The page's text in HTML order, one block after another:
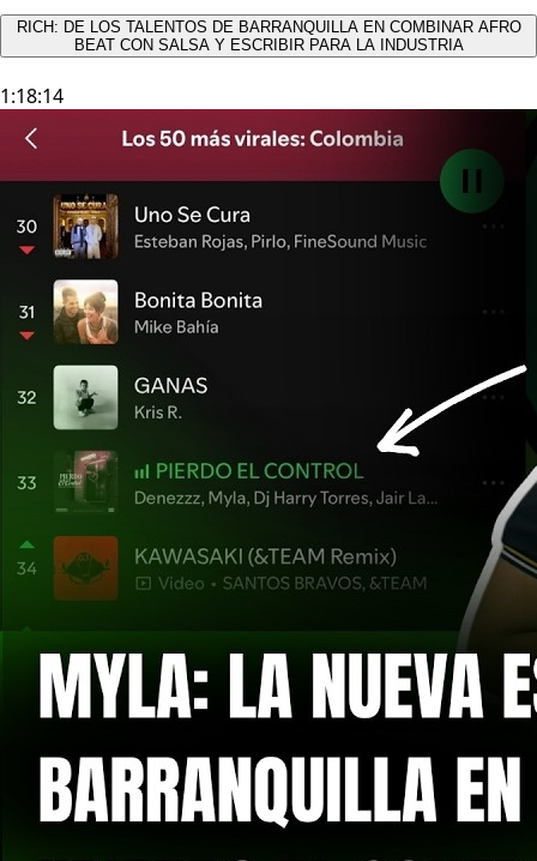
RICH: DE LOS TALENTOS DE BARRANQUILLA EN COMBINAR AFRO
BEAT CON SALSA Y ESCRIBIR PARA LA INDUSTRIA
1:18:14